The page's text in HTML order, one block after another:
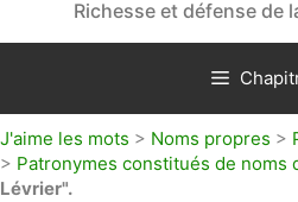
Richesse et défense de
J'aime les mots > Noms propres >
> Patronymes constitués de noms
Lévrier".